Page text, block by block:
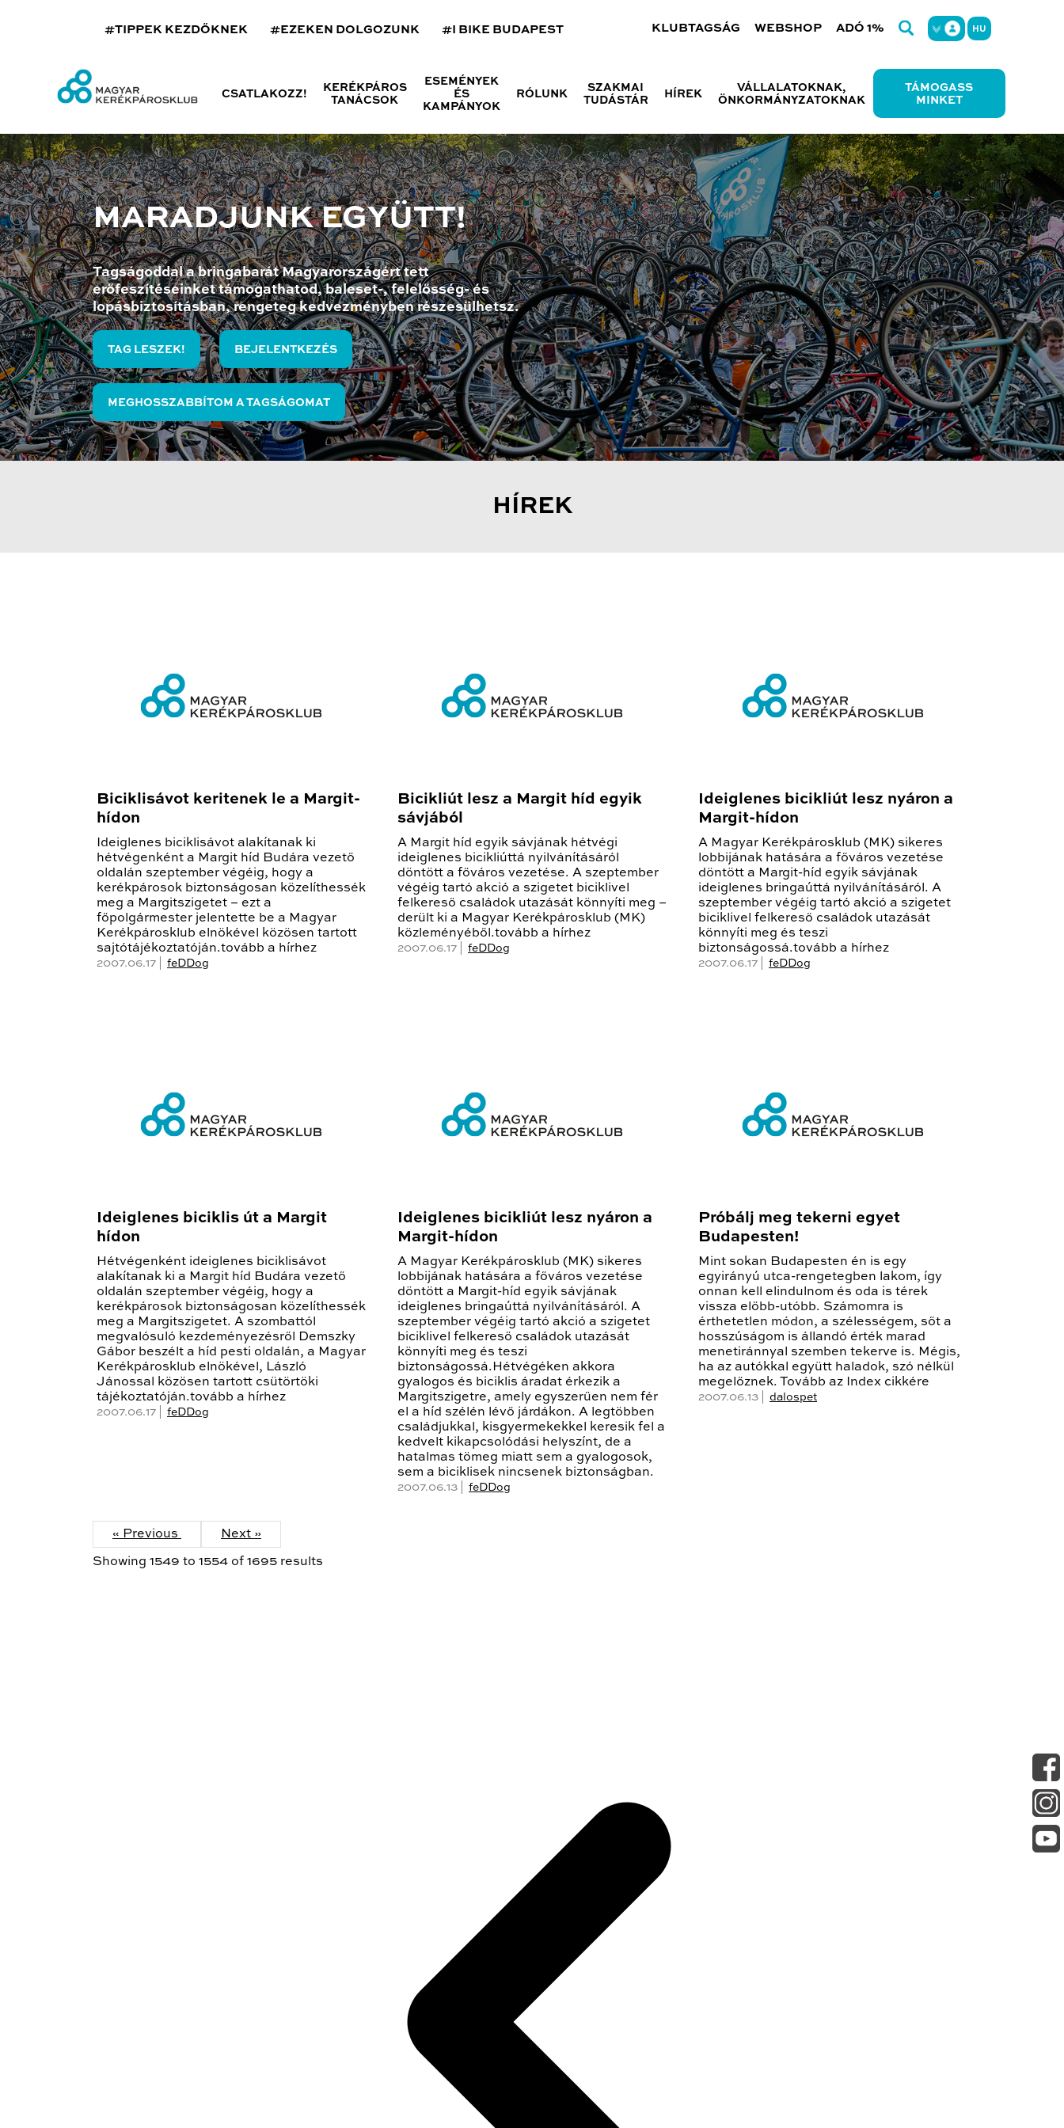
#TIPPEK KEZDŐKNEK #EZEKEN DOLGOZUNK #I BIKE BUDAPEST KLUBTAGSÁG WEBSHOP ADÓ 1% HU
CSATLAKOZZ!
KERÉKPÁROS
TANÁCSOK
ESEMÉNYEK
ÉS
KAMPÁNYOK
RÓLUNK
SZAKMAI
TUDÁSTÁR
HÍREK
VÁLLALATOKNAK,
ÖNKORMÁNYZATOKNAK
TÁMOGASS
MINKET
MARADJUNK EGYÜTT!
Tagságoddal a bringabarát Magyarországért tett
erőfeszítéseinket támogathatod, baleset-, felelősség- és
lopásbiztosításban, rengeteg kedvezményben részesülhetsz.
TAG LESZEK! BEJELENTKEZÉS
MEGHOSSZABBÍTOM A TAGSÁGOMAT
HÍREK
Biciklisávot keritenek le a Margit-
hídon
Ideiglenes biciklisávot alakítanak ki
hétvégenként a Margit híd Budára vezető
oldalán szeptember végéig, hogy a
kerékpárosok biztonságosan közelíthessék
meg a Margitszigetet – ezt a
főpolgármester jelentette be a Magyar
Kerékpárosklub elnökével közösen tartott
sajtótájékoztatóján.tovább a hírhez
2007.06.17 | feDDog
Bicikliút lesz a Margit híd egyik
sávjából
A Margit híd egyik sávjának hétvégi
ideiglenes bicikliúttá nyilvánításáról
döntött a főváros vezetése. A szeptember
végéig tartó akció a szigetet biciklivel
felkereső családok utazását könnyíti meg –
derült ki a Magyar Kerékpárosklub (MK)
közleményéből.tovább a hírhez
2007.06.17 | feDDog
Ideiglenes bicikliút lesz nyáron a
Margit-hídon
A Magyar Kerékpárosklub (MK) sikeres
lobbijának hatására a főváros vezetése
döntött a Margit-híd egyik sávjának
ideiglenes bringaúttá nyilvánításáról. A
szeptember végéig tartó akció a szigetet
biciklivel felkereső családok utazását
könnyíti meg és teszi
biztonságossá.tovább a hírhez
2007.06.17 | feDDog
Ideiglenes biciklis út a Margit
hídon
Hétvégenként ideiglenes biciklisávot
alakítanak ki a Margit híd Budára vezető
oldalán szeptember végéig, hogy a
kerékpárosok biztonságosan közelíthessék
meg a Margitszigetet. A szombattól
megvalósuló kezdeményezésről Demszky
Gábor beszélt a híd pesti oldalán, a Magyar
Kerékpárosklub elnökével, László
Jánossal közösen tartott csütörtöki
tájékoztatóján.tovább a hírhez
2007.06.17 | feDDog
Ideiglenes bicikliút lesz nyáron a
Margit-hídon
A Magyar Kerékpárosklub (MK) sikeres
lobbijának hatására a főváros vezetése
döntött a Margit-híd egyik sávjának
ideiglenes bringaúttá nyilvánításáról. A
szeptember végéig tartó akció a szigetet
biciklivel felkereső családok utazását
könnyíti meg és teszi
biztonságossá.Hétvégéken akkora
gyalogos és biciklis áradat érkezik a
Margitszigetre, amely egyszerűen nem fér
el a híd szélén lévő járdákon. A legtöbben
családjukkal, kisgyermekekkel keresik fel a
kedvelt kikapcsolódási helyszínt, de a
hatalmas tömeg miatt sem a gyalogosok,
sem a biciklisek nincsenek biztonságban.
2007.06.13 | feDDog
Próbálj meg tekerni egyet
Budapesten!
Mint sokan Budapesten én is egy
egyirányú utca-rengetegben lakom, így
onnan kell elindulnom és oda is térek
vissza előbb-utóbb. Számomra is
érthetetlen módon, a szélességem, sőt a
hosszúságom is állandó érték marad
menetiránnyal szemben tekerve is. Mégis,
ha az autókkal együtt haladok, szó nélkül
megelőznek. Tovább az Index cikkére
2007.06.13 | dalospet
« Previous Next »
Showing 1549 to 1554 of 1695 results